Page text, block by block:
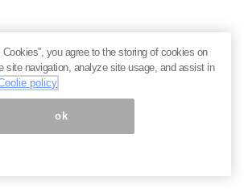
you agree to the storing of cookies on
site navigation, analyze site usage, and assist in
policy
ok